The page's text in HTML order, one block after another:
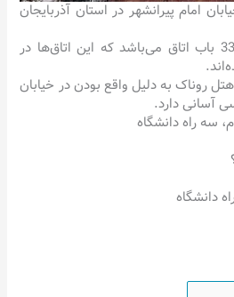
امام پیرانشهر در استان آذربایجان
این هتل دارای 5 طبقه و 33 باب اتاق می‌باشد که این اتاق‌ها در
روناک به دلیل واقع بودن در خیابان
آسانی دارد.
سه راه دانشگاه
دانشگاه